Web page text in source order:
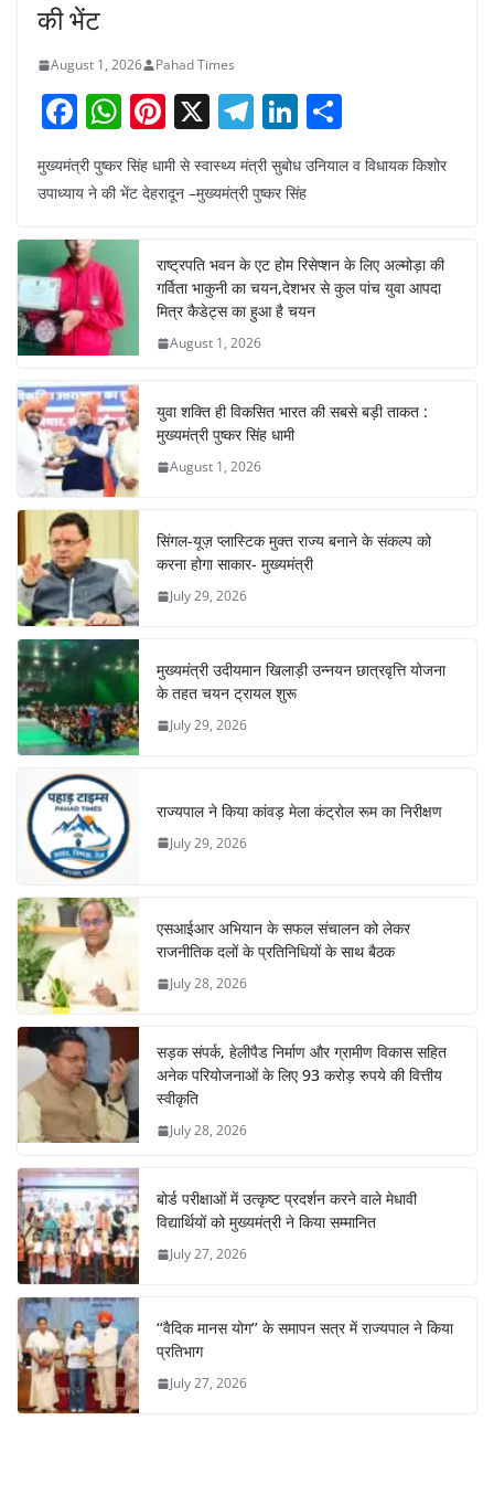
की भेंट
August 1, 2026 Pahad Times
F
a
c
b
o
o
k
W
h
at
A
p
p
Pi
nt
er
e
st
X T
el
e
gr
a
m
Li
n
k
dI
n
ar
मुख्यमंत्री पुष्कर सिंह धामी से स्वास्थ्य मंत्री सुबोध उनियाल व विधायक किशोर
उपाध्याय ने की भेंट देहरादून –मुख्यमंत्री पुष्कर सिंह
राष्ट्रपति भवन के एट होम रिसेप्शन के लिए अल्मोड़ा की
गर्विता भाकुनी का चयन,देशभर से कुल पांच युवा आपदा
मित्र कैडेट्स का हुआ है चयन
August 1, 2026
युवा शक्ति ही विकसित भारत की सबसे बड़ी ताकत :
मुख्यमंत्री पुष्कर सिंह धामी
August 1, 2026
सिंगल-यूज़ प्लास्टिक मुक्त राज्य बनाने के संकल्प को
करना होगा साकार- मुख्यमंत्री
July 29, 2026
मुख्यमंत्री उदीयमान खिलाड़ी उन्नयन छात्रवृत्ति योजना
के तहत चयन ट्रायल शुरू
July 29, 2026
राज्यपाल ने किया कांवड़ मेला कंट्रोल रूम का निरीक्षण
July 29, 2026
एसआईआर अभियान के सफल संचालन को लेकर
राजनीतिक दलों के प्रतिनिधियों के साथ बैठक
July 28, 2026
सड़क संपर्क, हेलीपैड निर्माण और ग्रामीण विकास सहित
अनेक परियोजनाओं के लिए 93 करोड़ रुपये की वित्तीय
स्वीकृति
July 28, 2026
बोर्ड परीक्षाओं में उत्कृष्ट प्रदर्शन करने वाले मेधावी
विद्यार्थियों को मुख्यमंत्री ने किया सम्मानित
July 27, 2026
‘‘वैदिक मानस योग’’ के समापन सत्र में राज्यपाल ने किया
प्रतिभाग
July 27, 2026